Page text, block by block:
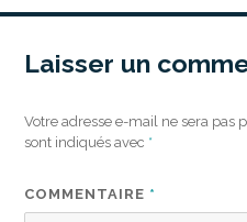
Laisser un
Votre adresse e-mail ne sera pas
sont indiqués avec *
COMMENTAIRE *